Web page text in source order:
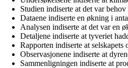
Studien indiserte at det var
Dataene indiserte en økning i
Analysen indiserte at det var en
Detaljene indiserte at tyveriet
Rapporten indiserte at
Observasjonene indiserte at
Sammenligningen indiserte at